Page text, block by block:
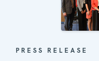
PRESS RELEASE